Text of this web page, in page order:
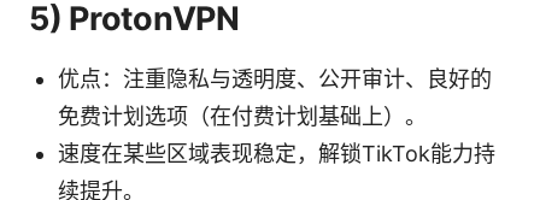
5) ProtonVPN
优点：注重隐私与透明度、公开审计、良好的
免费计划选项（在付费计划基础上）。
速度在某些区域表现稳定，解锁TikTok能力持
续提升。